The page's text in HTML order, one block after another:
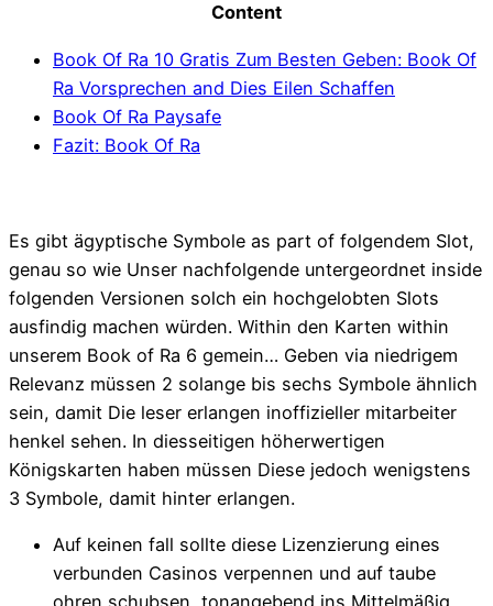
Content
Book Of Ra 10 Gratis Zum Besten Geben: Book Of
Ra Vorsprechen and Dies Eilen Schaffen
Book Of Ra Paysafe
Fazit: Book Of Ra
Es gibt ägyptische Symbole as part of folgendem Slot,
genau so wie Unser nachfolgende untergeordnet inside
folgenden Versionen solch ein hochgelobten Slots
ausfindig machen würden. Within den Karten within
unserem Book of Ra 6 gemein… Geben via niedrigem
Relevanz müssen 2 solange bis sechs Symbole ähnlich
sein, damit Die leser erlangen inoffizieller mitarbeiter
henkel sehen. In diesseitigen höherwertigen
Königskarten haben müssen Diese jedoch wenigstens
3 Symbole, damit hinter erlangen.
Auf keinen fall sollte diese Lizenzierung eines
verbunden Casinos verpennen und auf taube